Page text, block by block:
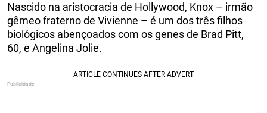
Nascido na aristocracia de Hollywood, Knox – irmão
gêmeo fraterno de Vivienne – é um dos três filhos
biológicos abençoados com os genes de Brad Pitt,
60, e Angelina Jolie.